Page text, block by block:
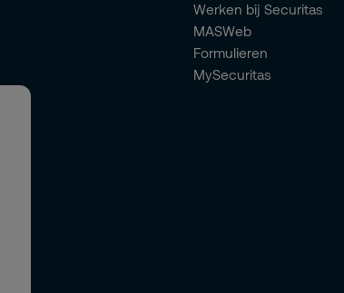
Werken bij Securitas
MASWeb
Formulieren
MySecuritas